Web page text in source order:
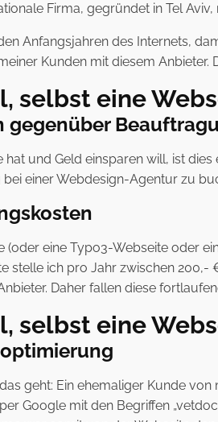
Firma, gegründet in Tel
Anfangsjahren des Internets,
Kunden mit diesem
selbst eine
gegenüber
hat und Geld einsparen will, ist
einer Webdesign-Agentur zu
(oder eine Typo3-Webseite oder
stelle ich pro Jahr zwischen
Daher fallen diese
selbst eine
geht: Ein ehemaliger Kunde
Google mit den Begriffen